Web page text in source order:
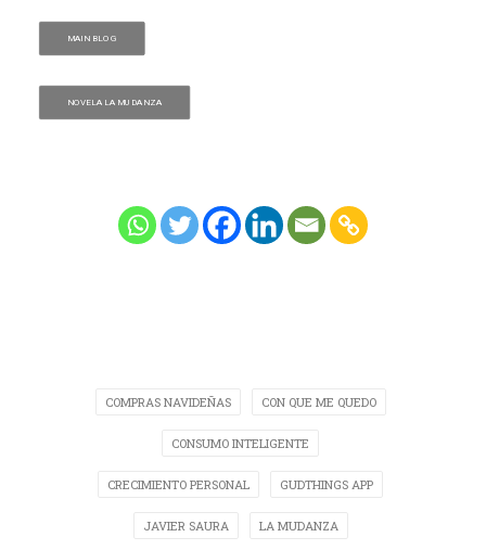
MAIN BLOG
NOVELA LA MUDANZA
COMPRAS NAVIDEÑAS CON QUE ME QUEDO
CONSUMO INTELIGENTE
CRECIMIENTO PERSONAL GUDTHINGS APP
JAVIER SAURA LA MUDANZA